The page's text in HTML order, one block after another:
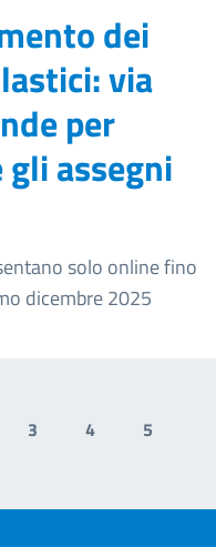
dei
via
per
assegni
solo online fino
dicembre 2025
3 4 5